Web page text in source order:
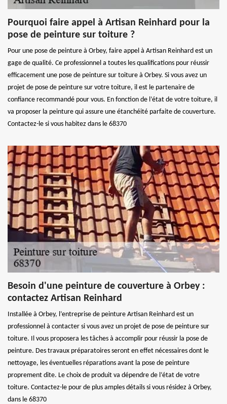
Pourquoi faire appel à Artisan Reinhard pour la
pose de peinture sur toiture ?
Pour une pose de peinture à Orbey, faire appel à Artisan Reinhard est un
gage de qualité. Ce professionnel a toutes les qualifications pour réussir
efficacement une pose de peinture sur toiture à Orbey. Si vous avez un
projet de pose de peinture sur votre toiture, il est le partenaire de
confiance recommandé pour vous. En fonction de l’état de votre toiture, il
va proposer la peinture qui assure une étanchéité parfaite de couverture.
Contactez-le si vous habitez dans le 68370
Besoin d'une peinture de couverture à Orbey :
contactez Artisan Reinhard
Installée à Orbey, l’entreprise de peinture Artisan Reinhard est un
professionnel à contacter si vous avez un projet de pose de peinture sur
toiture. Il vous proposera les tâches à accomplir pour réussir la pose de
peinture. Des travaux préparatoires seront en effet nécessaires dont le
nettoyage, les éventuelles réparations avant la pose de peinture
proprement dite. Le choix de produit va dépendre de l’état de votre
toiture. Contactez-le pour de plus amples détails si vous résidez à Orbey,
dans le 68370